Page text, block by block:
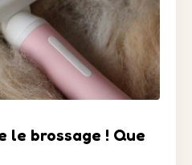
le brossage ! Que